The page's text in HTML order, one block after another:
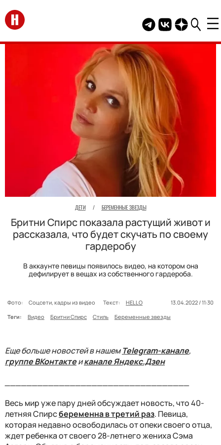
Перейти на главную
Telegram канал
Группа HELLO
Канал
ДЕТИ / БЕРЕМЕННЫЕ ЗВЕЗДЫ
Бритни Спирс показала растущий живот и
рассказала, что будет скучать по своему
гардеробу
В аккаунте певицы появилось видео, на котором она
дефилирует в вещах из собственного гардероба.
Фото: Соцсети, кадры из видео Текст: HELLO
13.04.2022 / 11:30
Теги:
Видео Бритни Спирс Стиль Беременные звезды
Еще больше новостей в нашемTelegram-канале,
группе ВКонтактеиканале Яндекс.Дзен
Весь мир уже пару дней обсуждает новость, что 40-
летняя Спирсбеременна в третий раз. Певица,
которая недавно освободилась от опеки своего отца,
ждет ребенка от своего 28-летнего жениха Сэма